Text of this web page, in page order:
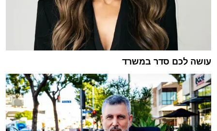
עושה לכם סדר במשרד